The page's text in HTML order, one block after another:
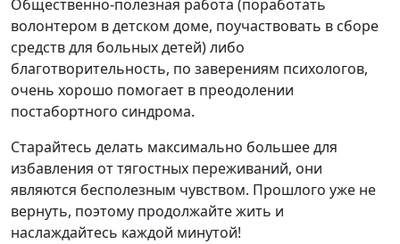
Общественно-полезная работа (поработать
волонтером в детском доме, поучаствовать в сборе
средств для больных детей) либо
благотворительность, по заверениям психологов,
очень хорошо помогает в преодолении
постабортного синдрома.
Старайтесь делать максимально большее для
избавления от тягостных переживаний, они
являются бесполезным чувством. Прошлого уже не
вернуть, поэтому продолжайте жить и
наслаждайтесь каждой минутой!